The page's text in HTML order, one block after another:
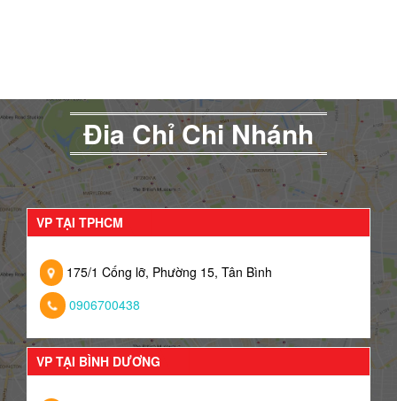
Đia Chỉ Chi Nhánh
VP TẠI TPHCM
175/1 Cống lỡ, Phường 15, Tân Bình
0906700438
VP TẠI BÌNH DƯƠNG